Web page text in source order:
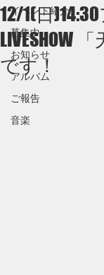
イベント紹介
募集中
お知らせ
アルバム
ご報告
音楽
12/1(日
LIVESHOW
です！